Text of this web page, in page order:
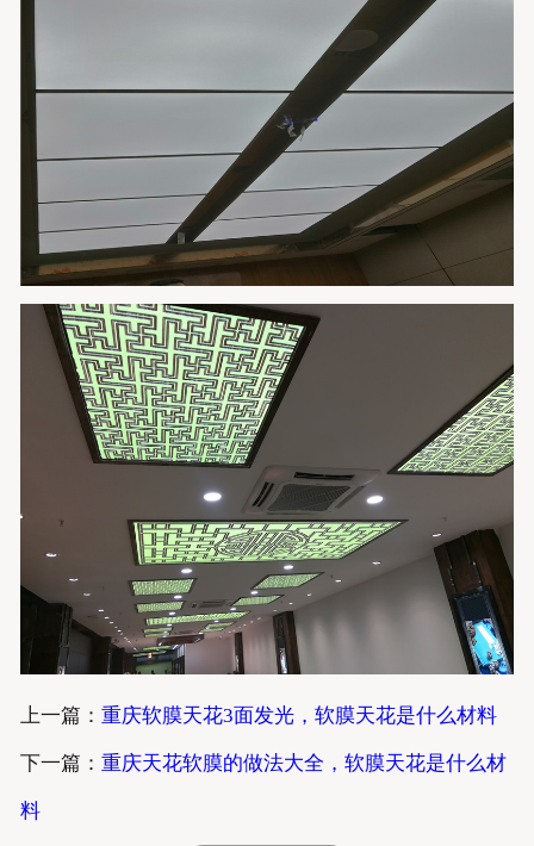
上一篇： 重庆软膜天花3面发光，软膜天花是什么材料
下一篇： 重庆天花软膜的做法大全，软膜天花是什么材
料